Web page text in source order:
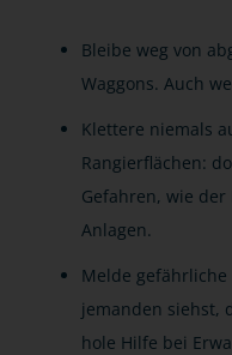
Bleibe weg von
Waggons. Auch
Klettere niemals
Rangierflächen:
Gefahren, wie
Anlagen.
Melde
jemanden siehst,
hole Hilfe bei